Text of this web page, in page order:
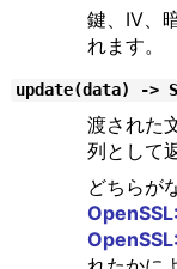
鍵、IV、
れます。
update(data) ->
渡された
列として
どちらが